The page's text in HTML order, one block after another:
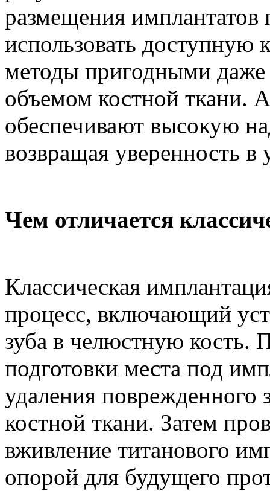
размещения имплантатов
использовать доступную
методы пригодными даже
объемом костной ткани.
обеспечивают высокую
возвращая уверенность в
Чем отличается
Классическая
процесс, включающий
зуба в челюстную кость.
подготовки места под
удаления поврежденного
костной ткани. Затем
вживление титанового
опорой для будущего